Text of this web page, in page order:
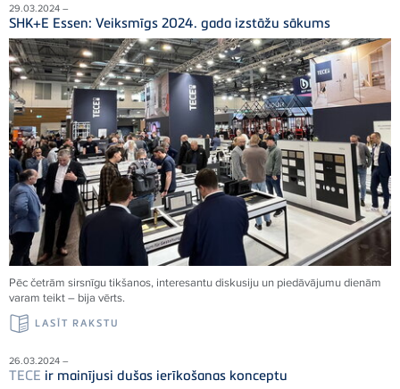
29.03.2024 –
SHK+E Essen: Veiksmīgs 2024. gada izstāžu sākums
Pēc četrām sirsnīgu tikšanos, interesantu diskusiju un piedāvājumu dienām
varam teikt – bija vērts.
LASĪT RAKSTU
26.03.2024 –
TECE ir mainījusi dušas ierīkošanas konceptu